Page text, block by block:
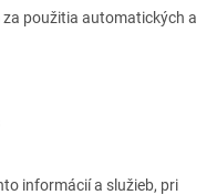
použitia automatických a
informácií a služieb, pri